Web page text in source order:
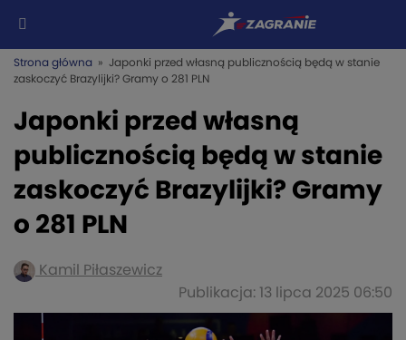
Strona główna » Japonki przed własną publicznością będą w stanie
zaskoczyć Brazylijki? Gramy o 281 PLN
Japonki przed własną
publicznością będą w stanie
zaskoczyć Brazylijki? Gramy
o 281 PLN
Kamil Piłaszewicz
Publikacja: 13 lipca 2025 06:50